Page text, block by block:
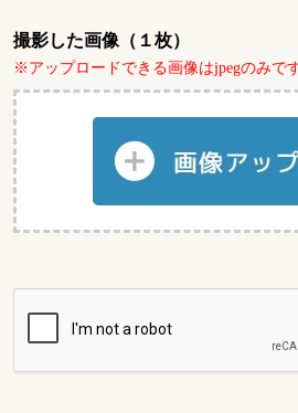
撮影した画像（１枚）
※アップロードできる画像はjpegのみです